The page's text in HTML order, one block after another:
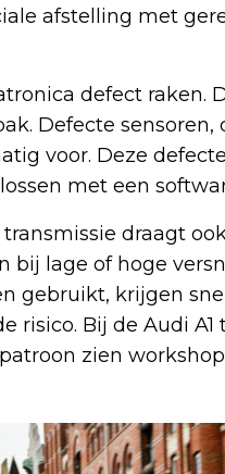
afstelling met
defect raken.
Defecte
voor. Deze
met een
draagt
bij lage of hoge
gebruikt, krijgen
risico. Bij de Audi
zien